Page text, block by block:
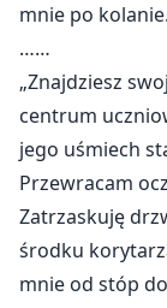
mnie po
……
„Znajdziesz
centrum
jego uśmiech
Przewracam
Zatrzaskuję
środku
mnie od stóp